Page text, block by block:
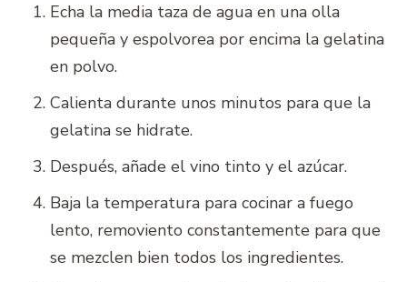
Echa la media taza de agua en una olla
pequeña y espolvorea por encima la gelatina
en polvo.
Calienta durante unos minutos para que la
gelatina se hidrate.
Después, añade el vino tinto y el azúcar.
Baja la temperatura para cocinar a fuego
lento, removiento constantemente para que
se mezclen bien todos los ingredientes.